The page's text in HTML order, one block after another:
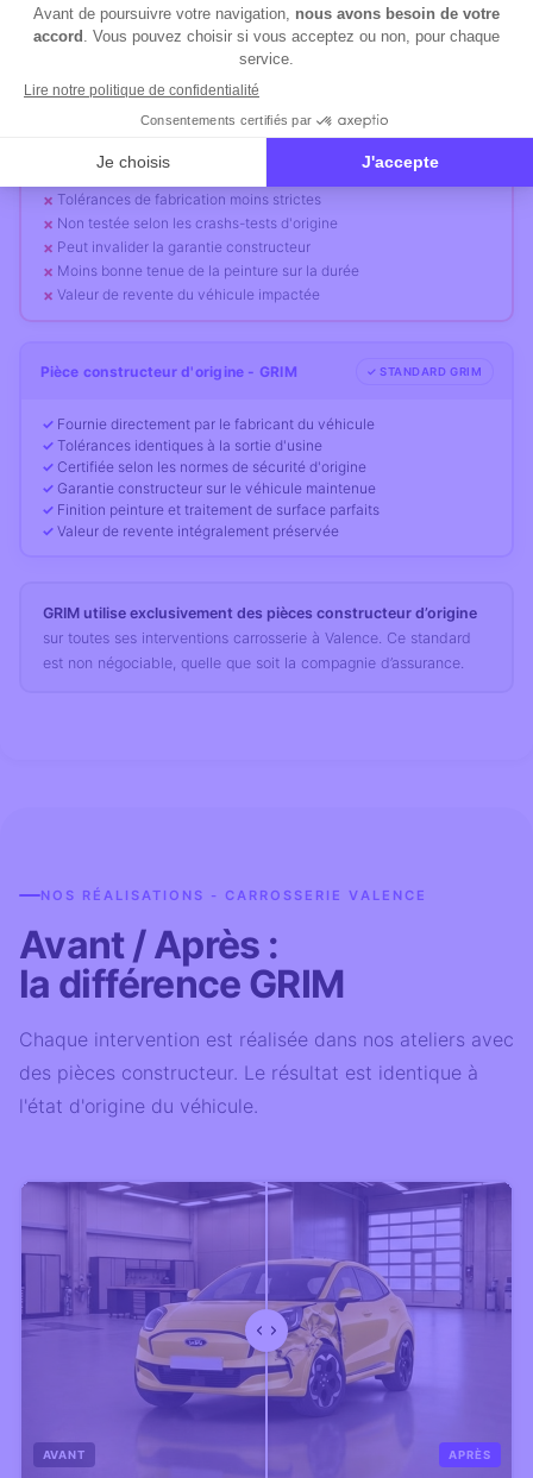
Pièce de substitution (aftermarket)
Tolérances de fabrication moins strictes
Non testée selon les crashs-tests d'origine
Peut invalider la garantie constructeur
Moins bonne tenue de la peinture sur la durée
Valeur de revente du véhicule impactée
Pièce constructeur d'origine - GRIM ✓ STANDARD GRIM
Fournie directement par le fabricant du véhicule
Tolérances identiques à la sortie d'usine
Certifiée selon les normes de sécurité d'origine
Garantie constructeur sur le véhicule maintenue
Finition peinture et traitement de surface parfaits
Valeur de revente intégralement préservée
GRIM utilise exclusivement des pièces constructeur d’origine
sur toutes ses interventions carrosserie à Valence. Ce standard
est non négociable, quelle que soit la compagnie d’assurance.
NOS RÉALISATIONS - CARROSSERIE VALENCE
Avant / Après :
la différence GRIM
Chaque intervention est réalisée dans nos ateliers avec
des pièces constructeur. Le résultat est identique à
l'état d'origine du véhicule.
AVANT APRÈS